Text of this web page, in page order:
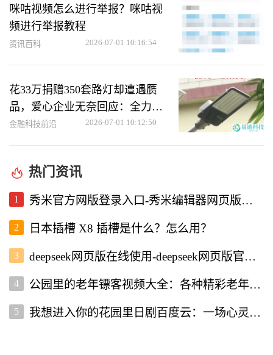
咪咕视频怎么进行举报？咪咕视
频进行举报教程
资讯百科 2026-07-01 10:16:54
花33万捐赠350套路灯却遭遇赝
品，爱心企业无奈回应：全力以
赴做好事
金融科技前沿 2026-07-01 10:12:50
热门资讯
1 秀米官方网版登录入口-秀米编辑器网页版登录入口
2 日本插槽 X8 插槽是什么？怎么用？
3 deepseek网页版在线使用-deepseek网页版官网入口
4 公园里的老年镖客视频大全：各种精彩老年镖客瞬间全收录
5 我想进入你的花园里日剧百度云：一场心灵的治愈之旅